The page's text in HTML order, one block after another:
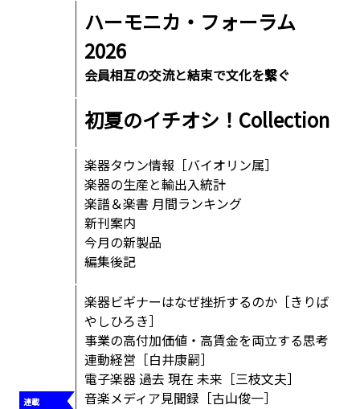
ハーモニカ・フォーラム
2026
会員相互の交流と結束で文化を繋ぐ
初夏のイチオシ！Collection
楽器タウン情報［バイオリン属］
楽器の生産と輸出入統計
楽譜＆楽書 月間ランキング
新刊案内
今月の新製品
編集後記
楽器ビギナーはなぜ挫折するのか［きりば
やしひろき］
事業の高付加価値・高賃金を両立する思考
連動経営［白井康嗣］
電子楽器 過去 現在 未来［三枝文夫］
音楽メディア見聞録［古山俊一］